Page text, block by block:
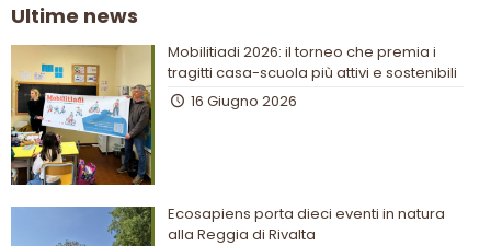
Ultime news
Mobilitiadi 2026: il torneo che premia i
tragitti casa-scuola più attivi e sostenibili
16 Giugno 2026
Ecosapiens porta dieci eventi in natura
alla Reggia di Rivalta